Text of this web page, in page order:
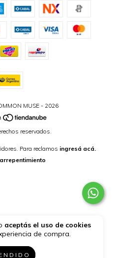
aceptás el uso de cookies
de compra.
MUSE - 2026
reservados.
Para reclamos ingresá acá.